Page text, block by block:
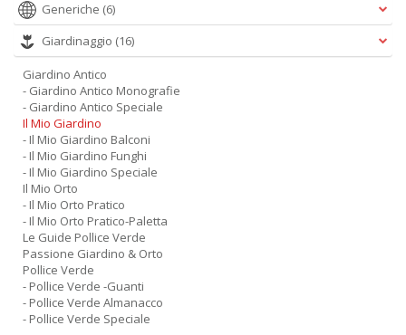
Generiche (6)
Giardinaggio (16)
Giardino Antico
- Giardino Antico Monografie
- Giardino Antico Speciale
Il Mio Giardino
- Il Mio Giardino Balconi
- Il Mio Giardino Funghi
- Il Mio Giardino Speciale
Il Mio Orto
- Il Mio Orto Pratico
- Il Mio Orto Pratico-Paletta
Le Guide Pollice Verde
Passione Giardino & Orto
Pollice Verde
- Pollice Verde -Guanti
- Pollice Verde Almanacco
- Pollice Verde Speciale